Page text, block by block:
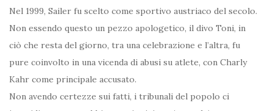
Nel 1999, Sailer fu scelto come sportivo austriaco del secolo.
Non essendo questo un pezzo apologetico, il divo Toni, in
ciò che resta del giorno, tra una celebrazione e l’altra, fu
pure coinvolto in una vicenda di abusi su atlete, con Charly
Kahr come principale accusato.
Non avendo certezze sui fatti, i tribunali del popolo ci